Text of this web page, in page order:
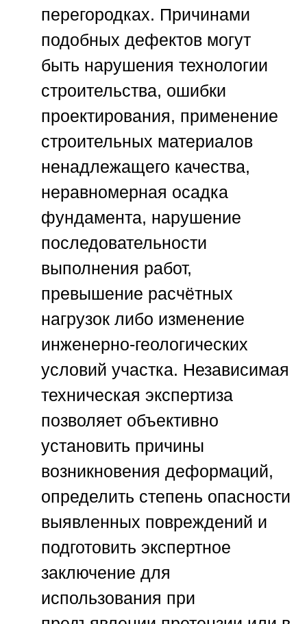
перегородках. Причинами
подобных дефектов могут
быть нарушения технологии
строительства, ошибки
проектирования, применение
строительных материалов
ненадлежащего качества,
неравномерная осадка
фундамента, нарушение
последовательности
выполнения работ,
превышение расчётных
нагрузок либо изменение
инженерно-геологических
условий участка. Независимая
техническая экспертиза
позволяет объективно
установить причины
возникновения деформаций,
определить степень опасности
выявленных повреждений и
подготовить экспертное
заключение для
использования при